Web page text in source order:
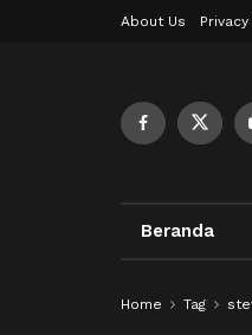
About Us
Beranda
Home Tag